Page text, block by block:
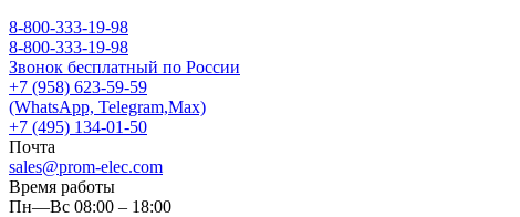
8-800-333-19-98
8-800-333-19-98
Звонок бесплатный по России
+7 (958) 623-59-59
(WhatsApp, Telegram,Max)
+7 (495) 134-01-50
Почта
sales@prom-elec.com
Время работы
Пн—Вс 08:00 – 18:00